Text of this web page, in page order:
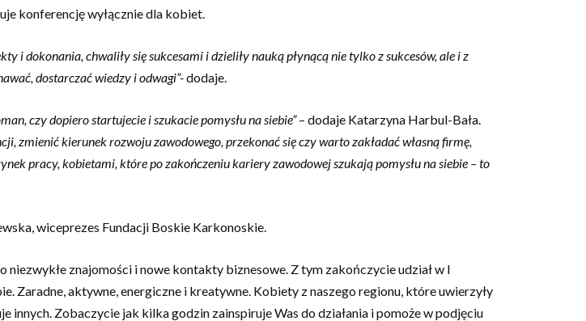
konferencję wyłącznie dla kobiet.
i dokonania, chwaliły się sukcesami i dzieliły nauką płynącą nie tylko z sukcesów, ale i z
dostarczać wiedzy i odwagi”-dodaje.
czy dopiero startujecie i szukacie pomysłu na siebie”– dodaje Katarzyna Harbul-Bała.
zmienić kierunek rozwoju zawodowego, przekonać się czy warto zakładać własną firmę,
pracy, kobietami, które po zakończeniu kariery zawodowej szukają pomysłu na siebie – to
wiceprezes Fundacji Boskie Karkonoskie.
znajomości i nowe kontakty biznesowe. Z tym zakończycie udział w I
Zaradne, aktywne, energiczne i kreatywne. Kobiety z naszego regionu, które uwierzyły
innych. Zobaczycie jak kilka godzin zainspiruje Was do działania i pomoże w podjęciu